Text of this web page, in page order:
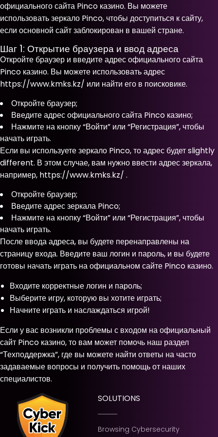
официального сайта Pinco казино. Вы можете
использовать зеркало Pinco, чтобы доступиться к сайту,
если основной сайт заблокирован в вашей стране.
Шаг 1: Открытие браузера и ввод адреса
Откройте браузер и введите адрес официального сайта
Pinco казино. Вы можете использовать адрес
https://www.kmks.kz/ или найти его в поисковике.
Откройте браузер;
Введите адрес официального сайта Pinco казино;
Нажмите на кнопку “Войти” или “Регистрация”, чтобы
начать играть.
Если вы используете зеркало Pinco, то адрес будет slightly
different. В этом случае, вам нужно ввести адрес зеркала,
например, https://www.kmks.kz/ .
Откройте браузер;
Введите адрес зеркала Pinco;
Нажмите на кнопку “Войти” или “Регистрация”, чтобы
начать играть.
После ввода адреса, вы будете перенаправлены на
страницу входа. Введите ваш логин и пароль, и вы будете
готовы начать играть на официальном сайте Pinco казино.
Входите корректные логин и пароль;
Выберите игру, которую вы хотите играть;
Начните играть и наслаждаться игрой!
Если у вас возникли проблемы с входом на официальный
сайт Pinco казино, то вам может помочь наш раздел
“Техподдержка”, где вы можете найти ответы на часто
задаваемые вопросы и получить помощь от наших
специалистов.
SOLUTIONS
Browsing Cybersecurity